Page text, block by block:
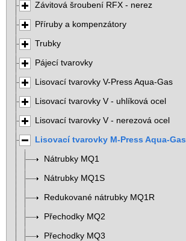
Závitová šroubení RFX - nerez
Příruby a kompenzátory
Trubky
Pájecí tvarovky
Lisovací tvarovky V-Press Aqua-Gas
Lisovací tvarovky V - uhlíková ocel
Lisovací tvarovky V - nerezová ocel
Lisovací tvarovky M-Press Aqua-Gas
Nátrubky MQ1
Nátrubky MQ1S
Redukované nátrubky MQ1R
Přechodky MQ2
Přechodky MQ3